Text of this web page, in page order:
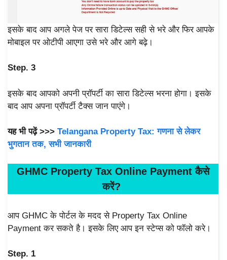
इसके बाद आप अगले पेज पर सारा डिटेल्स सही से भरे और फिर आपके
मोबाइल पर ओटीपी आएगा उसे भरे और आगे बढ़े।
Step. 3
इसके बाद आपको अपनी प्रॉपर्टी का सारा डिटेल्स भरना होगा। इसके
बाद आप अपना प्रॉपर्टी टैक्स जान पाएंगे।
यह भी पढ़ें >>> Telangana Property Tax: गणना से लेकर
भुगतान तक, सभी जानकारी
GHMC Property Tax Online Payment कैसे
करें?
आप GHMC के पोर्टल के मदद से Property Tax Online
Payment कर सकते है। इसके लिए आप इन स्टेप्स को फॉलो करे।
Step. 1